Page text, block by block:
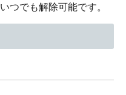
つでも解除可能です。